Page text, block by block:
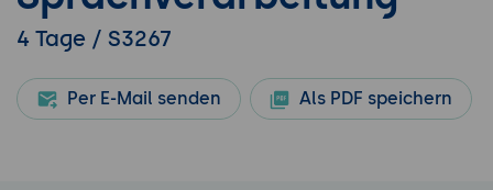
4 Tage / S3267
Per E-Mail senden Als PDF speichern